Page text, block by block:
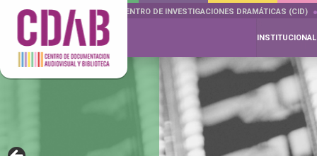
DOCUMENTA DRAMÁTICAS CENTRO DE INVESTIGACIONES DRAMÁTICAS (CID)
INSTITUCIONAL